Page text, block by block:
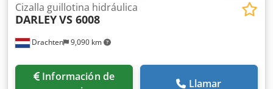
Drachten 9,090 km
Cizalla guillotina hidráulica
DARLEYVS 6008
Información de
Llamar